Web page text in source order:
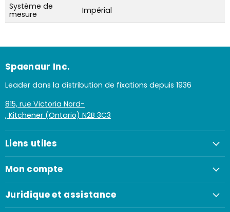
Système de
mesure
Impérial
Spaenaur Inc.
Leader dans la distribution de fixations depuis 1936
815, rue Victoria Nord-
, Kitchener (Ontario) N2B 3C3
Liens utiles
Mon compte
Juridique et assistance